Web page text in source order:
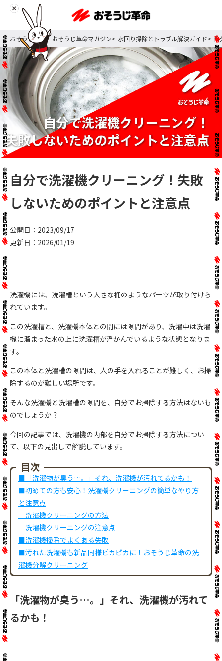
おそうじ革命 おそうじ革命マガジン 水回り掃除とトラブル解決ガイド 自
自分で洗濯機クリーニング！失敗
しないためのポイントと注意点
公開日：2023/09/17
更新日：2026/01/19
洗濯機には、洗濯槽という大きな桶のようなパーツが取り付けら
れています。
この洗濯槽と、洗濯機本体との間には隙間があり、洗濯中は洗濯
機に溜まった水の上に洗濯槽が浮かんでいるような状態となりま
す。
この本体と洗濯槽の隙間は、人の手を入れることが難しく、お掃
除するのが難しい場所です。
そんな洗濯機と洗濯槽の隙間を、自分でお掃除する方法はないも
のでしょうか？
今回の記事では、洗濯機の内部を自分でお掃除する方法につい
て、以下の見出しで解説しています。
目次
■「洗濯物が臭う…。」それ、洗濯機が汚れてるかも！
■初めての方も安心！洗濯機クリーニングの簡単なやり方
と注意点
洗濯機クリーニングの方法
洗濯機クリーニングの注意点
■洗濯機掃除でよくある失敗
■汚れた洗濯機も新品同様ピカピカに！おそうじ革命の洗
濯機分解クリーニング
「洗濯物が臭う…。」それ、洗濯機が汚れて
るかも！